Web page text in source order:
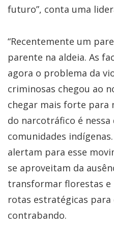
futuro”, conta uma
“Recentemente um
parente na aldeia. As
agora o problema da
criminosas chegou ao
chegar mais forte para
do narcotráfico é
comunidades
alertam para esse
se aproveitam da
transformar florestas e
rotas estratégicas
contrabando.